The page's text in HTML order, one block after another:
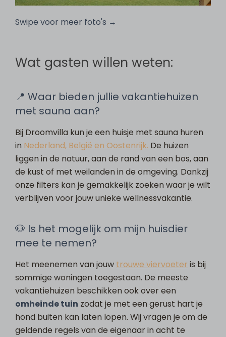
Swipe voor meer foto's →
Wat gasten willen weten:
📍 Waar bieden jullie vakantiehuizen
met sauna aan?
Bij Droomvilla kun je een huisje met sauna huren
in Nederland, België en Oostenrijk. De huizen
liggen in de natuur, aan de rand van een bos, aan
de kust of met weilanden in de omgeving. Dankzij
onze filters kan je gemakkelijk zoeken waar je wilt
verblijven voor jouw unieke wellnessvakantie.
🐶 Is het mogelijk om mijn huisdier
mee te nemen?
Het meenemen van jouw trouwe viervoeter is bij
sommige woningen toegestaan. De meeste
vakantiehuizen beschikken ook over een
omheinde tuin zodat je met een gerust hart je
hond buiten kan laten lopen. Wij vragen je om de
geldende regels van de eigenaar in acht te